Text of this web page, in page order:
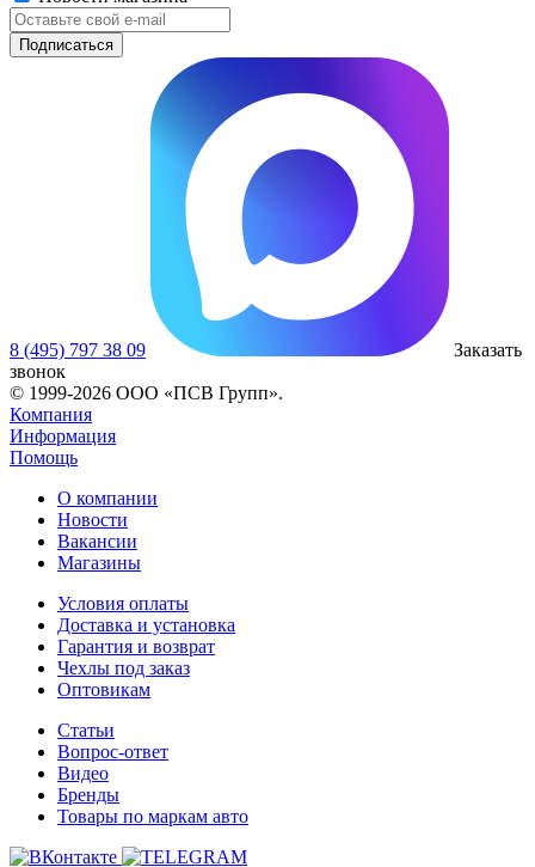
8 (495) 797 38 09
Заказать
звонок
© 1999-2026 ООО «ПСВ Групп».
Компания
Информация
Помощь
О компании
Новости
Вакансии
Магазины
Условия оплаты
Доставка и установка
Гарантия и возврат
Чехлы под заказ
Оптовикам
Статьи
Вопрос-ответ
Видео
Бренды
Товары по маркам авто